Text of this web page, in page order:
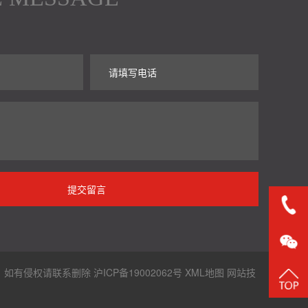
有侵权请联系删除 沪ICP备19002062号 XML地图 网站技